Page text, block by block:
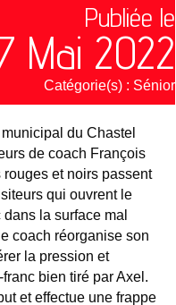
Publiée le
Mai 2022
Catégorie(s) : Sénior
du Chastel
de coach François
et noirs passent
qui ouvrent le
la surface mal
coach réorganise son
la pression et
bien tiré par Axel.
et effectue une frappe